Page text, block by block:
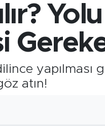
yapılması
atın!